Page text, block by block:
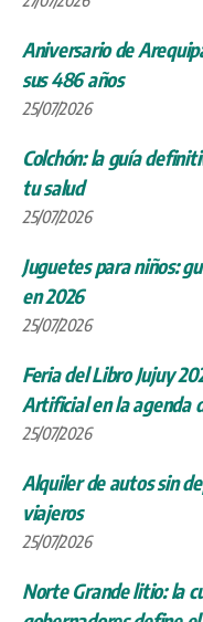
Aniversario de
sus 486 años
25/07/2026
Colchón: la guía
tu salud
25/07/2026
Juguetes para niños:
en 2026
25/07/2026
Feria del Libro Jujuy
Artificial en la agenda
25/07/2026
Alquiler de autos sin
viajeros
25/07/2026
Norte Grande litio: la